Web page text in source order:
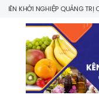
KHỞI NGHIỆP QUẢNG TRỊ